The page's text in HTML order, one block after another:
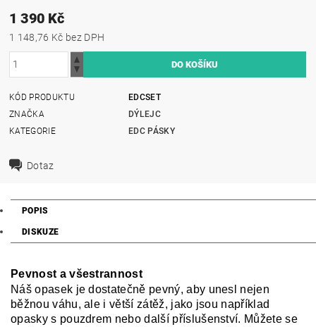
1 390 Kč
1 148,76 Kč bez DPH
KÓD PRODUKTU
EDCSET
ZNAČKA
DÝLEJC
KATEGORIE
EDC PÁSKY
Dotaz
POPIS
DISKUZE
Pevnost a všestrannost
Náš opasek je dostatečně pevný, aby unesl nejen
běžnou váhu, ale i větší zátěž, jako jsou například
opasky s pouzdrem nebo další příslušenství. Můžete se